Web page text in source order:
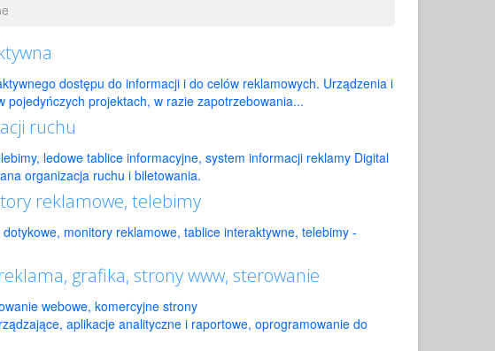
dostępu do informacji i do celów reklamowych. Urządzenia i
pojedyńczych projektach, w razie zapotrzebowania...
ruchu
ledowe tablice informacyjne, system informacji reklamy Digital
organizacja ruchu i biletowania.
reklamowe, telebimy
monitory reklamowe, tablice interaktywne, telebimy -
grafika, strony www, sterowanie
webowe, komercyjne strony
aplikacje analityczne i raportowe, oprogramowanie do